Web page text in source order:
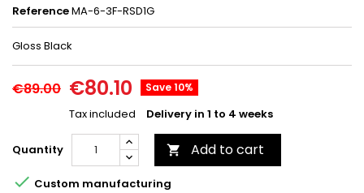
ReferenceMA-6-3F-RSD1G
Gloss Black
€89.00 €80.10 Save 10%
Tax included Delivery in 1 to 4 weeks
Quantity  Add to cart
 Custom manufacturing